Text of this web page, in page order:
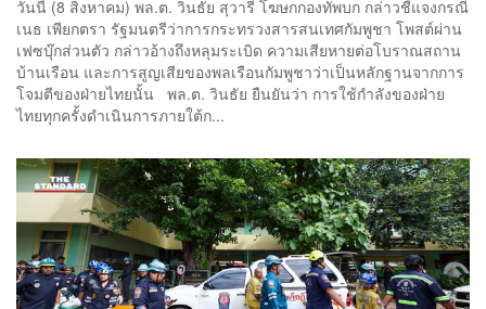
วันนี้ (8 สิงหาคม) พล.ต. วินธัย สุวารี โฆษกกองทัพบก กล่าวชี้แจงกรณี
เนธ เพียกตรา รัฐมนตรีว่าการกระทรวงสารสนเทศกัมพูชา โพสต์ผ่าน
เฟซบุ๊กส่วนตัว กล่าวอ้างถึงหลุมระเบิด ความเสียหายต่อโบราณสถาน
บ้านเรือน และการสูญเสียของพลเรือนกัมพูชาว่าเป็นหลักฐานจากการ
โจมตีของฝ่ายไทยนั้น พล.ต. วินธัย ยืนยันว่า การใช้กำลังของฝ่าย
ไทยทุกครั้งดำเนินการภายใต้ก...